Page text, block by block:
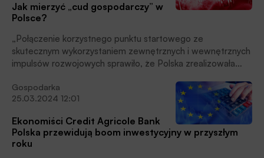
Jak mierzyć „cud gospodarczy” w
Polsce?
„Połączenie korzystnego punktu startowego ze
skutecznym wykorzystaniem zewnętrznych i wewnętrznych
impulsów rozwojowych sprawiło, że Polska zrealizowała
regionu” – piszą ekonomiści Credit Agricole Bank Polska w
swoim najnowszym opracowaniu MAKROmapa, w części
zatytułowanej „Jak mierzyć cud gospodarczy w Polsce?”
Prezentujemy ten fragment MAKOmapy w całości.
Gospodarka
25.03.2024 12:01
Ekonomiści Credit Agricole Bank
Polska przewidują boom inwestycyjny w przyszłym
roku